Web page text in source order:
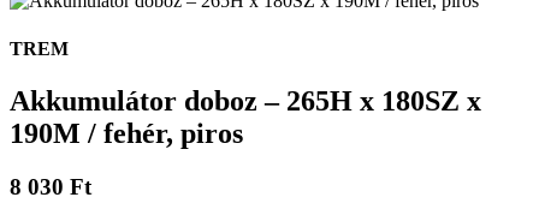
TREM
Akkumulátor doboz – 265H x 180SZ x
190M / fehér, piros
8 030 Ft